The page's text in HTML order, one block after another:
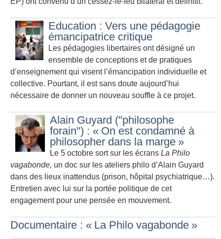
Education : Vers une pédagogie
émancipatrice critique
Les pédagogies libertaires ont désigné un
ensemble de conceptions et de pratiques
d’enseignement qui visent l’émancipation individuelle et
collective. Pourtant, il est sans doute aujourd’hui
nécessaire de donner un nouveau souffle à ce projet.
Alain Guyard ("philosophe
forain") : « On est condamné à
philosopher dans la marge »
Le 5 octobre sort sur les écransLa Philo
vagabonde, un doc sur les ateliers philo d’Alain Guyard
dans des lieux inattendus (prison, hôpital psychiatrique…).
Entretien avec lui sur la portée politique de cet
engagement pour une pensée en mouvement.
Documentaire : « La Philo vagabonde »